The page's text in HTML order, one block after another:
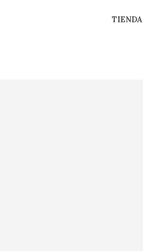
TIENDA